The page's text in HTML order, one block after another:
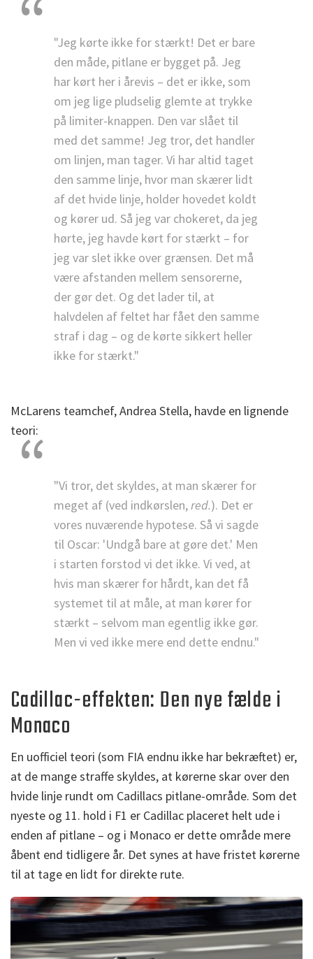
"Jeg kørte ikke for stærkt! Det er bare
den måde, pitlane er bygget på. Jeg
har kørt her i årevis – det er ikke, som
om jeg lige pludselig glemte at trykke
på limiter-knappen. Den var slået til
med det samme! Jeg tror, det handler
om linjen, man tager. Vi har altid taget
den samme linje, hvor man skærer lidt
af det hvide linje, holder hovedet koldt
og kører ud. Så jeg var chokeret, da jeg
hørte, jeg havde kørt for stærkt – for
jeg var slet ikke over grænsen. Det må
være afstanden mellem sensorerne,
der gør det. Og det lader til, at
halvdelen af feltet har fået den samme
straf i dag – og de kørte sikkert heller
ikke for stærkt."
McLarens teamchef, Andrea Stella, havde en lignende
teori:
"Vi tror, det skyldes, at man skærer for
meget af (ved indkørslen,red.). Det er
vores nuværende hypotese. Så vi sagde
til Oscar: 'Undgå bare at gøre det.' Men
i starten forstod vi det ikke. Vi ved, at
hvis man skærer for hårdt, kan det få
systemet til at måle, at man kører for
stærkt – selvom man egentlig ikke gør.
Men vi ved ikke mere end dette endnu."
Cadillac-effekten: Den nye fælde i
Monaco
En uofficiel teori (som FIA endnu ikke har bekræftet) er,
at de mange straffe skyldes, at kørerne skar over den
hvide linje rundt om Cadillacs pitlane-område. Som det
nyeste og 11. hold i F1 er Cadillac placeret helt ude i
enden af pitlane – og i Monaco er dette område mere
åbent end tidligere år. Det synes at have fristet kørerne
til at tage en lidt for direkte rute.